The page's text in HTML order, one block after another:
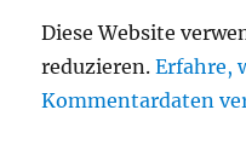
Diese Website
reduzieren.Erfahre,
Kommentardaten